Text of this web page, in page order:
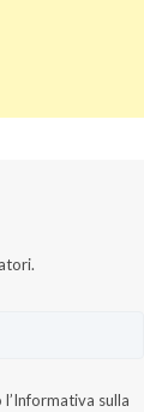
Informativa sulla